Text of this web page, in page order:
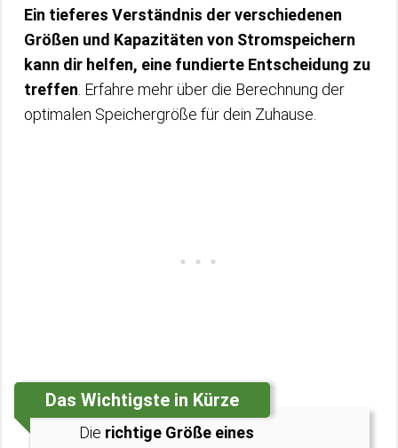
Ein tieferes Verständnis der verschiedenen
Größen und Kapazitäten von Stromspeichern
kann dir helfen, eine fundierte Entscheidung zu
treffen . Erfahre mehr über die Berechnung der
optimalen Speichergröße für dein Zuhause.
Das Wichtigste in Kürze
Die richtige Größe eines